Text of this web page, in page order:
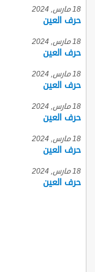
18 مارس, 2024
حرف العين
18 مارس, 2024
حرف العين
18 مارس, 2024
حرف العين
18 مارس, 2024
حرف العين
18 مارس, 2024
حرف العين
18 مارس, 2024
حرف العين